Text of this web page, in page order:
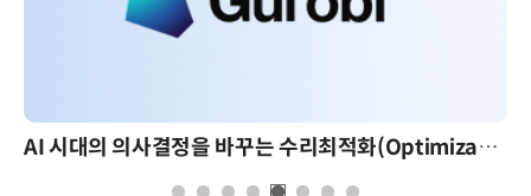
AI 시대의 의사결정을 바꾸는 수리최적화(Optimization): 실제 산업 적용 사례와 활용 전략